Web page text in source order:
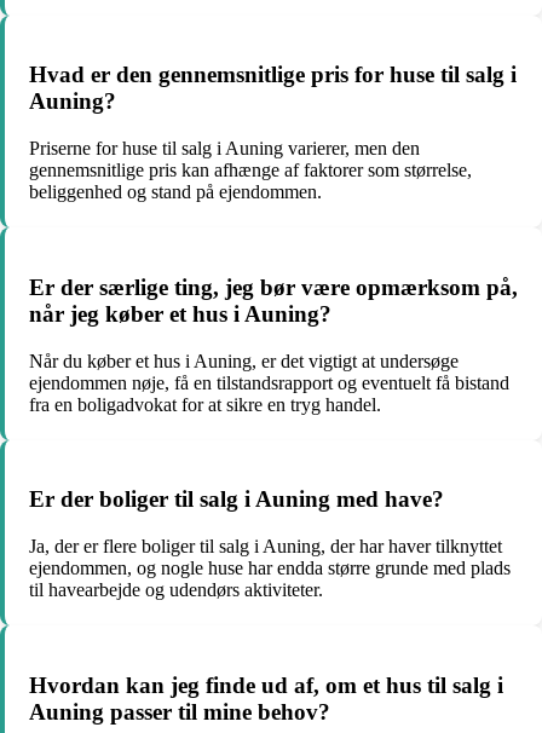
Hvad er den gennemsnitlige pris for huse til salg i
Auning?
Priserne for huse til salg i Auning varierer, men den
gennemsnitlige pris kan afhænge af faktorer som størrelse,
beliggenhed og stand på ejendommen.
Er der særlige ting, jeg bør være opmærksom på,
når jeg køber et hus i Auning?
Når du køber et hus i Auning, er det vigtigt at undersøge
ejendommen nøje, få en tilstandsrapport og eventuelt få bistand
fra en boligadvokat for at sikre en tryg handel.
Er der boliger til salg i Auning med have?
Ja, der er flere boliger til salg i Auning, der har haver tilknyttet
ejendommen, og nogle huse har endda større grunde med plads
til havearbejde og udendørs aktiviteter.
Hvordan kan jeg finde ud af, om et hus til salg i
Auning passer til mine behov?